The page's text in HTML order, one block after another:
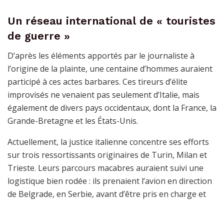
Un réseau international de « touristes
de guerre »
D’après les éléments apportés par le journaliste à
l’origine de la plainte, une centaine d’hommes auraient
participé à ces actes barbares. Ces tireurs d’élite
improvisés ne venaient pas seulement d’Italie, mais
également de divers pays occidentaux, dont la France, la
Grande-Bretagne et les États-Unis.
Actuellement, la justice italienne concentre ses efforts
sur trois ressortissants originaires de Turin, Milan et
Trieste. Leurs parcours macabres auraient suivi une
logistique bien rodée : ils prenaient l’avion en direction
de Belgrade, en Serbie, avant d’être pris en charge et